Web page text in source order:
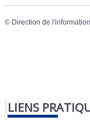
© Direction de
LIENS